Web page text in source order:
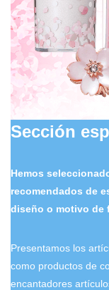
Sección
Hemos
recomendados de
diseño o motivo de
Presentamos los
como productos de
encantadores